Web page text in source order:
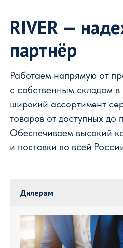
RIVER —
партнёр
Работаем напрямую от
с собственным складом
широкий ассортимент
товаров от доступных до
Обеспечиваем высокий
и поставки по всей